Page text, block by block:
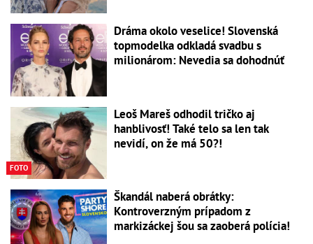
Dráma okolo veselice! Slovenská
topmodelka odkladá svadbu s
milionárom: Nevedia sa dohodnúť
FOTO
Leoš Mareš odhodil tričko aj
hanblivosť! Také telo sa len tak
nevidí, on že má 50?!
Škandál naberá obrátky:
Kontroverzným prípadom z
markizáckej šou sa zaoberá polícia!